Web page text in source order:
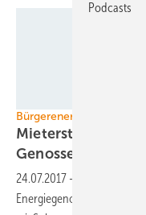
Bürgerenergie
Mieterstrom wird
Genossenschaften
24.07.2017 -
Energiegenossenschaften
Podcasts